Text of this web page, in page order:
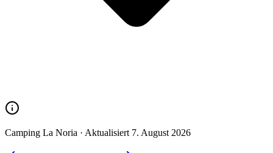
Camping La Noria · Aktualisiert 7. August 2026